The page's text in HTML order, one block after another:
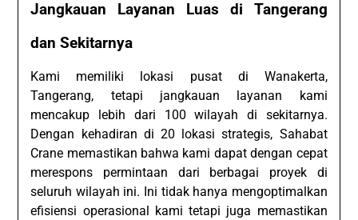
Jangkauan Layanan Luas di Tangerang
dan Sekitarnya
Kami memiliki lokasi pusat di Wanakerta,
Tangerang, tetapi jangkauan layanan kami
mencakup lebih dari 100 wilayah di sekitarnya.
Dengan kehadiran di 20 lokasi strategis, Sahabat
Crane memastikan bahwa kami dapat dengan cepat
merespons permintaan dari berbagai proyek di
seluruh wilayah ini. Ini tidak hanya mengoptimalkan
efisiensi operasional kami tetapi juga memastikan